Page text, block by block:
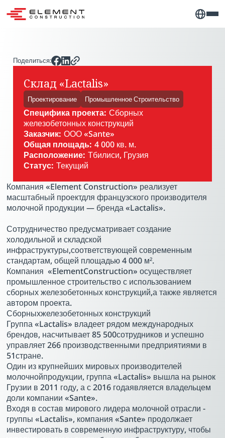
Поделиться:
Склад «Lactalis»
Проектирование Промышленное Строительство
Специфика проекта: Сборных
железобетонных конструкций
Заказчик: ООО «Sante»
Общая площадь: 4 000 кв. м.
Расположение: Тбилиси, Грузия
Статус: Текущий
Компания «Element Construction» реализует
масштабный проектдля французского производителя
молочной продукции — бренда «Lactalis».
Сотрудничество предусматривает создание
холодильной и складской
инфраструктуры,соответствующей современным
стандартам, общей площадью 4 000 м².
Компания «ElementConstruction» осуществляет
промышленное строительство с использованием
сборных железобетонных конструкций,а также является
автором проекта.
Сборныхжелезобетонных конструкций
Группа «Lactalis» владеет рядом международных
брендов, насчитывает 85 500сотрудников и успешно
управляет 266 производственными предприятиями в
51стране.
Один из крупнейших мировых производителей
молочнойпродукции, группа «Lactalis» вышла на рынок
Грузии в 2011 году, а с 2016 годаявляется владельцем
доли компании «Sante».
Входя в состав мирового лидера молочной отрасли -
группы «Lactalis», компания «Sante» продолжает
инвестировать в современную инфраструктуру, чтобы